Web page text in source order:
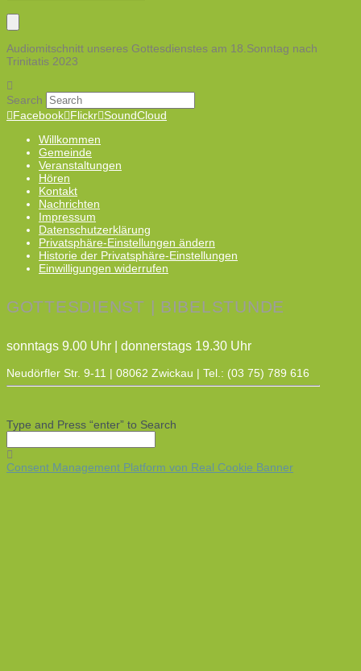
Audiomitschnitt unseres Gottesdienstes am 18.Sonntag nach
Trinitatis 2023
Search
Facebook Flickr SoundCloud
Willkommen
Gemeinde
Veranstaltungen
Hören
Kontakt
Nachrichten
Impressum
Datenschutzerklärung
Privatsphäre-Einstellungen ändern
Historie der Privatsphäre-Einstellungen
Einwilligungen widerrufen
GOTTESDIENST | BIBELSTUNDE
sonntags 9.00 Uhr | donnerstags 19.30 Uhr
Neudörfler Str. 9-11 | 08062 Zwickau | Tel.: (03 75) 789 616
Type and Press “enter” to Search
Consent Management Platform von Real Cookie Banner